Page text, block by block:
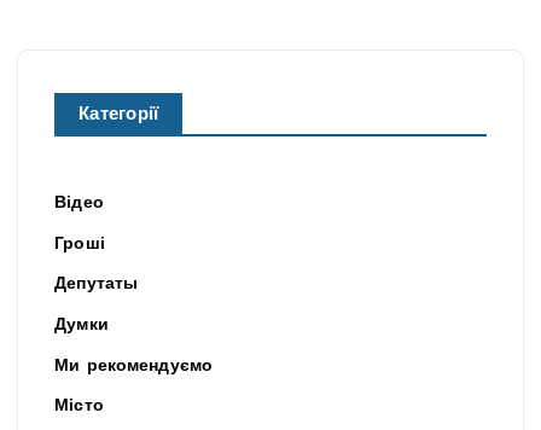
Категорії
Відео
Гроші
Депутаты
Думки
Ми рекомендуємо
Місто